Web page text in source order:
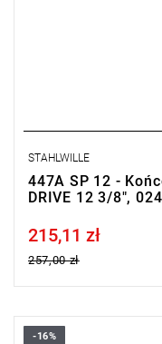
STAHLWILLE
447A SP 12 -
DRIVE 12 3/8",
Price tax included
215,11 zł
257,00 zł
-16%